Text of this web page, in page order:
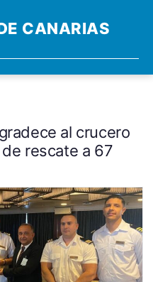
CANARIAS
al crucero
rescate a 67